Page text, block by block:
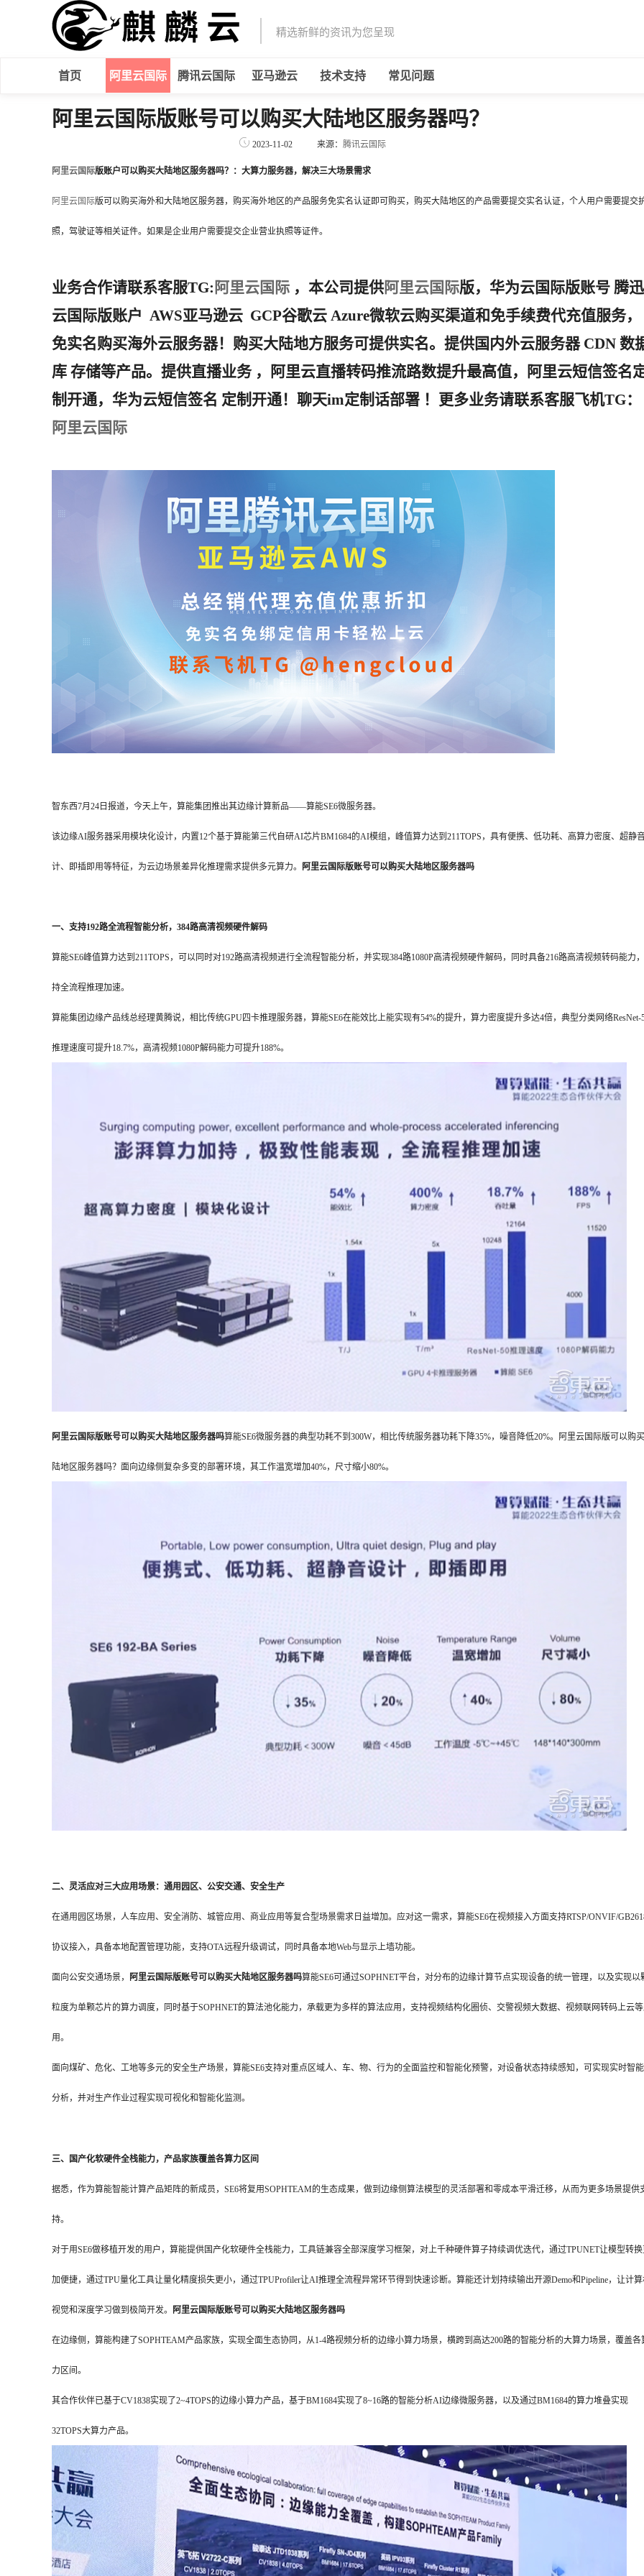
精选新鲜的资讯为您呈现
首页 阿里云国际 腾讯云国际 亚马逊云 技术支持 常见问题
阿里云国际版账号可以购买大陆地区服务器吗？
2023-11-02 来源： 腾讯云国际
阿里云国际版账户可以购买大陆地区服务器吗？：大算力服务器，解决三大场景需求
阿里云国际版可以购买海外和大陆地区服务器，购买海外地区的产品服务免实名认证即可购买，购买大陆地区的产品需要提交实名认证，个人用户需要提交
照，驾驶证等相关证件。如果是企业用户需要提交企业营业执照等证件。
业务合作请联系客服TG: 阿里云国际 ，本公司提供阿里云国际版，华为云国际版账号 腾迅
云国际版账户 AWS亚马逊云 GCP谷歌云 Azure微软云购买渠道和免手续费代充值服务，
免实名购买海外云服务器！购买大陆地方服务可提供实名。提供国内外云服务器 CDN 数
库 存储等产品。提供直播业务 ，阿里云直播转码推流路数提升最高值，阿里云短信签名
制开通，华为云短信签名 定制开通！聊天im定制话部署 ！更多业务请联系客服飞机TG：
阿里云国际
智东西7月24日报道，今天上午，算能集团推出其边缘计算新品——算能SE6微服务器。
该边缘AI服务器采用模块化设计，内置12个基于算能第三代自研AI芯片BM1684的AI模组，峰值算力达到211TOPS，具有便携、低功耗、高算力密度、超静
计、即插即用等特征，为云边场景差异化推理需求提供多元算力。 阿里云国际版账号可以购买大陆地区服务器吗
一、支持192路全流程智能分析， 384路高清视频硬件解码
算能SE6峰值算力达到211TOPS，可以同时对192路高清视频进行全流程智能分析，并实现384路1080P高清视频硬件解码，同时具备216路高清视频转码能力
持全流程推理加速。
算能集团边缘产品线总经理黄腾说，相比传统GPU四卡推理服务器，算能SE6在能效比上能实现有54%的提升，算力密度提升多达4倍，典型分类网络ResNet-
推理速度可提升18.7%，高清视频1080P解码能力可提升188%。
阿里云国际版账号可以购买大陆地区服务器吗算能SE6微服务器的典型功耗不到300W，相比传统服务器功耗下降35%，噪音降低20%。 阿里云国际版可以购
陆地区服务器吗？ 面向边缘侧复杂多变的部署环境，其工作温宽增加40%，尺寸缩小80%。
二、灵活应对三大应用场景：通用园区、公安交通、安全生产
在通用园区场景，人车应用、安全消防、城管应用、商业应用等复合型场景需求日益增加。应对这一需求，算能SE6在视频接入方面支持RTSP/ONVIF/
协议接入，具备本地配置管理功能，支持OTA远程升级调试，同时具备本地Web与显示上墙功能。
面向公安交通场景， 阿里云国际版账号可以购买大陆地区服务器吗算能SE6可通过SOPHNET平台，对分布的边缘计算节点实现设备的统一管理，以及实现以
粒度为单颗芯片的算力调度，同时基于SOPHNET的算法池化能力，承载更为多样的算法应用，支持视频结构化圈侦、交警视频大数据、视频联网转码上云
用。
面向煤矿、危化、工地等多元的安全生产场景，算能SE6支持对重点区域人、车、物、行为的全面监控和智能化预警，对设备状态持续感知，可实现实时智
分析，并对生产作业过程实现可视化和智能化监测。
三、国产化软硬件全栈能力，产品家族覆盖各算力区间
据悉，作为算能智能计算产品矩阵的新成员，SE6将复用SOPHTEAM的生态成果，做到边缘侧算法模型的灵活部署和零成本平滑迁移，从而为更多场景提供
持。
对于用SE6做移植开发的用户，算能提供国产化软硬件全栈能力，工具链兼容全部深度学习框架，对上千种硬件算子持续调优迭代，通过TPUNET让模型转
加便捷，通过TPU量化工具让量化精度损失更小，通过TPUProfiler让AI推理全流程异常环节得到快速诊断。算能还计划持续输出开源Demo和Pipeline，让计
视觉和深度学习做到极简开发。 阿里云国际版账号可以购买大陆地区服务器吗
在边缘侧，算能构建了SOPHTEAM产品家族，实现全面生态协同，从1-4路视频分析的边缘小算力场景，横跨到高达200路的智能分析的大算力场景，覆盖各
力区间。
其合作伙伴已基于CV1838实现了2~4TOPS的边缘小算力产品，基于BM1684实现了8~16路的智能分析AI边缘微服务器，以及通过BM1684的算力堆叠实现
32TOPS大算力产品。